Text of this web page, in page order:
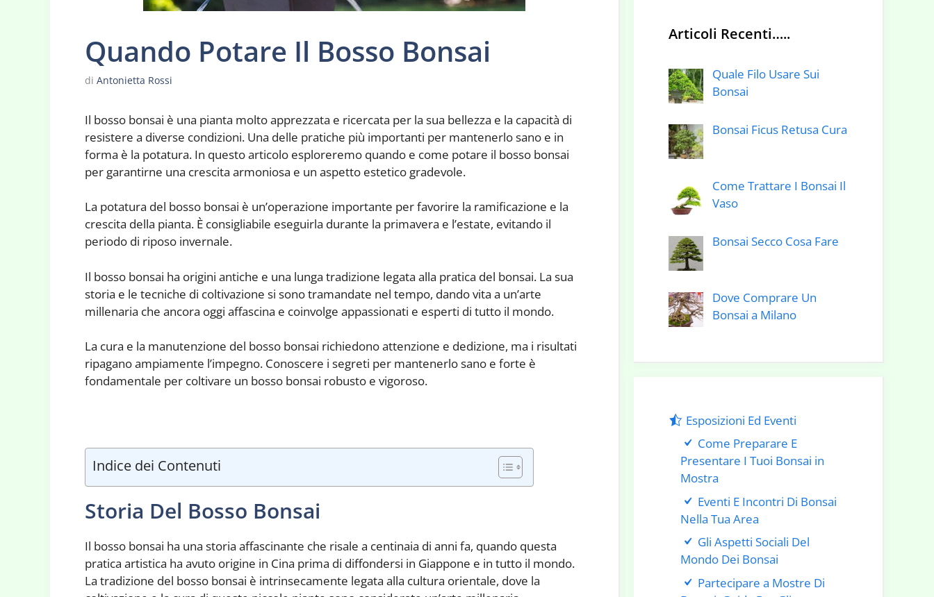
Quando Potare Il Bosso Bonsai
di Antonietta Rossi
Il bosso bonsai è una pianta molto apprezzata e ricercata per la sua bellezza e la capacità di
resistere a diverse condizioni. Una delle pratiche più importanti per mantenerlo sano e in
forma è la potatura. In questo articolo esploreremo quando e come potare il bosso bonsai
per garantirne una crescita armoniosa e un aspetto estetico gradevole.
La potatura del bosso bonsai è un’operazione importante per favorire la ramificazione e la
crescita della pianta. È consigliabile eseguirla durante la primavera e l’estate, evitando il
periodo di riposo invernale.
Il bosso bonsai ha origini antiche e una lunga tradizione legata alla pratica del bonsai. La sua
storia e le tecniche di coltivazione si sono tramandate nel tempo, dando vita a un’arte
millenaria che ancora oggi affascina e coinvolge appassionati e esperti di tutto il mondo.
La cura e la manutenzione del bosso bonsai richiedono attenzione e dedizione, ma i risultati
ripagano ampiamente l’impegno. Conoscere i segreti per mantenerlo sano e forte è
fondamentale per coltivare un bosso bonsai robusto e vigoroso.
Indice dei Contenuti
Storia Del Bosso Bonsai
Il bosso bonsai ha una storia affascinante che risale a centinaia di anni fa, quando questa
pratica artistica ha avuto origine in Cina prima di diffondersi in Giappone e in tutto il mondo.
La tradizione del bosso bonsai è intrinsecamente legata alla cultura orientale, dove la
Articoli Recenti…..
Quale Filo Usare Sui
Bonsai
Bonsai Ficus Retusa Cura
Come Trattare I Bonsai Il
Vaso
Bonsai Secco Cosa Fare
Dove Comprare Un
Bonsai a Milano
Esposizioni Ed Eventi
Come Preparare E
Presentare I Tuoi Bonsai in
Mostra
Eventi E Incontri Di Bonsai
Nella Tua Area
Gli Aspetti Sociali Del
Mondo Dei Bonsai
Partecipare a Mostre Di